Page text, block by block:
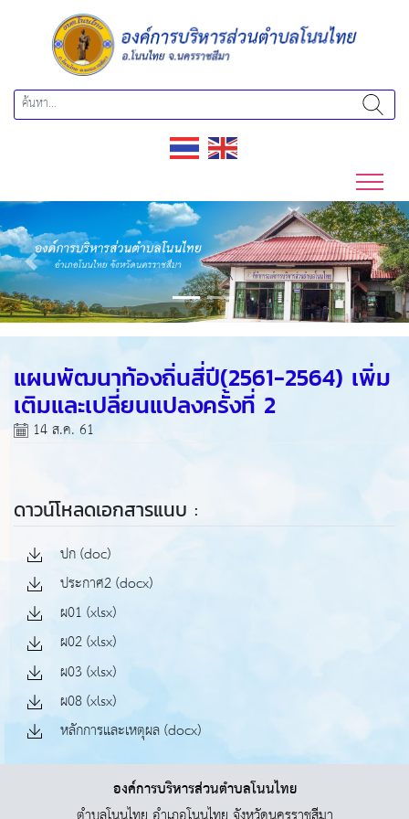
Previous Next
แผนพัฒนาท้องถิ่นสี่ปี(2561-2564) เพิ่ม
เติมและเปลี่ยนแปลงครั้งที่ 2
14 ส.ค. 61
ดาวน์โหลดเอกสารแนบ :
ปก (doc)
ประกาศ2 (docx)
ผ01 (xlsx)
ผ02 (xlsx)
ผ03 (xlsx)
ผ08 (xlsx)
หลักการและเหตุผล (docx)
องค์การบริหารส่วนตำบลโนนไทย